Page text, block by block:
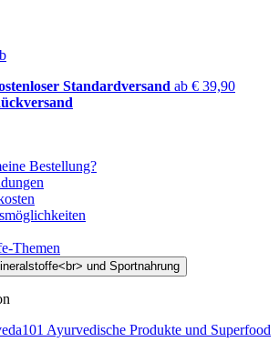
Standardversand ab € 39,90
Bestellung?
Themen
Ayurvedische Produkte und Superfood